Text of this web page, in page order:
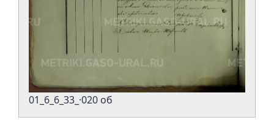
01_6_6_33_·020 об